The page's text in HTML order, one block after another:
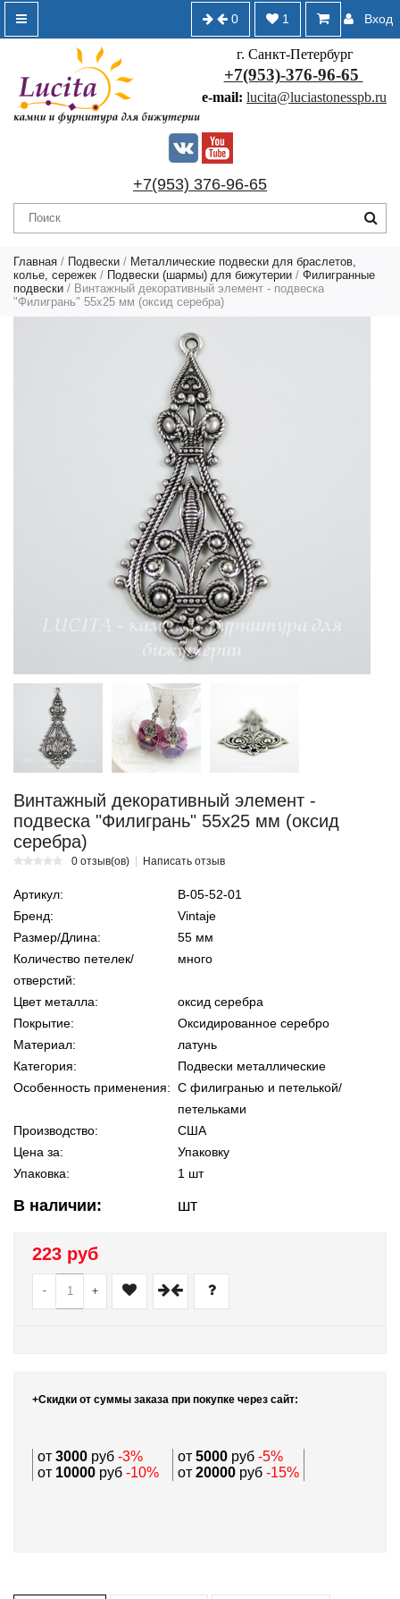
Вход
1
0
г. Санкт-Петербург
+7(953)-376-96-65
e-mail: lucita@luciastonesspb.ru
+7(953) 376-96-65
Главная / Подвески / Металлические подвески для браслетов,
колье, сережек / Подвески (шармы) для бижутерии / Филигранные
подвески / Винтажный декоративный элемент - подвеска
"Филигрань" 55х25 мм (оксид серебра)
Винтажный декоративный элемент -
подвеска "Филигрань" 55х25 мм (оксид
серебра)
0 отзыв(ов) Написать отзыв
Артикул:
В-05-52-01
Бренд:
Vintaje
Размер/Длина:
55 мм
Количество петелек/
отверстий:
много
Цвет металла:
оксид серебра
Покрытие:
Оксидированное серебро
Материал:
латунь
Категория:
Подвески металлические
Особенность применения: С филигранью и петелькой/
петельками
Производство:
США
Цена за:
Упаковку
Упаковка:
1 шт
В наличии: шт
223 руб
- +
+Скидки от суммы заказа при покупке через сайт:
от 3000 руб -3% от 5000 руб -5%
от 10000 руб -10% от 20000 руб -15%